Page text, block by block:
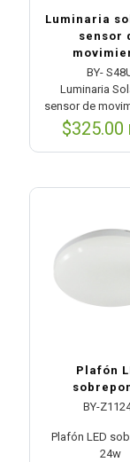
Luminaria
sensor
BY-
Luminaria
sensor de
$325.00
Plafón
BY-
Plafón LED
24w